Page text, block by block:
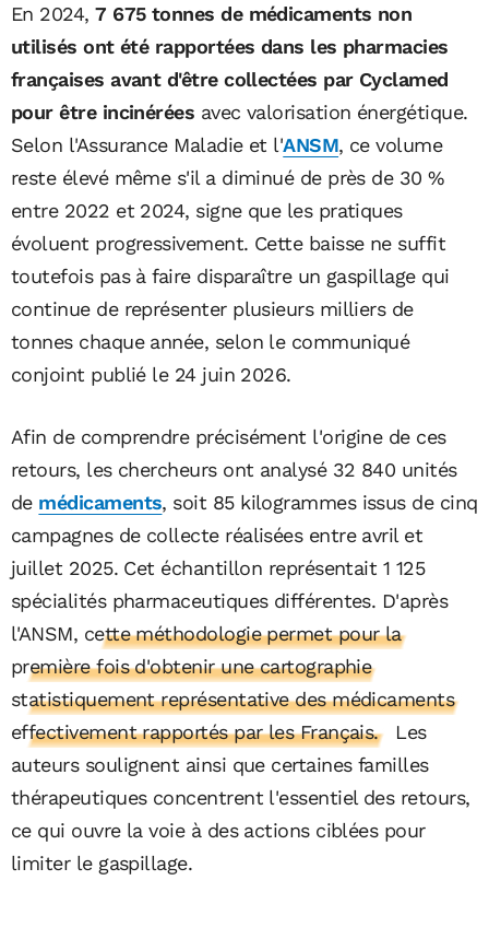
En 2024,7 675 tonnes de médicaments non
utilisés ont été rapportées dans les pharmacies
françaises avant d'être collectées par Cyclamed
pour être incinérées avec valorisation énergétique.
Selon l'Assurance Maladie et l'ANSM, ce volume
reste élevé même s'il a diminué de près de 30 %
entre 2022 et 2024, signe que les pratiques
évoluent progressivement. Cette baisse ne suffit
toutefois pas à faire disparaître un gaspillage qui
continue de représenter plusieurs milliers de
tonnes chaque année, selon le communiqué
conjoint publié le 24 juin 2026.
Afin de comprendre précisément l'origine de ces
retours, les chercheurs ont analysé 32 840 unités
de médicaments, soit 85 kilogrammes issus de cinq
campagnes de collecte réalisées entre avril et
juillet 2025. Cet échantillon représentait 1 125
spécialités pharmaceutiques différentes. D'après
l'ANSM, cette méthodologie permet pour la
première fois d'obtenir une cartographie
statistiquement représentative des médicaments
effectivement rapportés par les Français.
Les
auteurs soulignent ainsi que certaines familles
thérapeutiques concentrent l'essentiel des retours,
ce qui ouvre la voie à des actions ciblées pour
limiter le gaspillage.